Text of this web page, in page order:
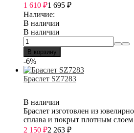
1 610 ₽1 695 ₽
Наличие:
В наличии
В наличии
В корзину
-6%
Браслет SZ7283
В наличии
Браслет изготовлен из
сплава и покрыт плотным
2 150 ₽2 263 ₽